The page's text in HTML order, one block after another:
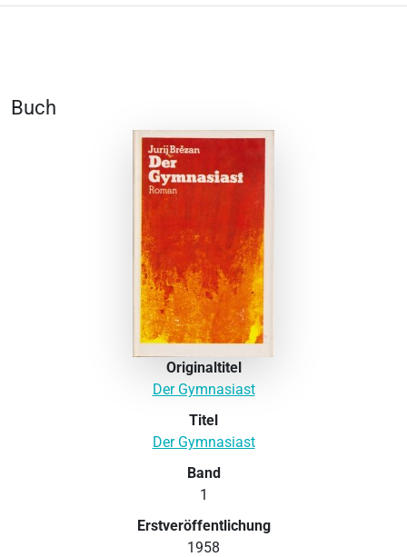
Buch
Originaltitel
Der Gymnasiast
Titel
Der Gymnasiast
Band
1
Erstveröffentlichung
1958